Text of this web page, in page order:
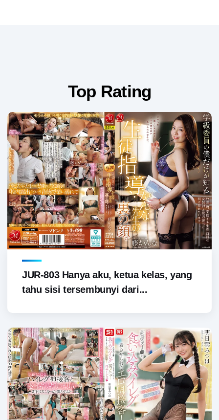
Top Rating
JUR-803 Hanya aku, ketua kelas, yang
tahu sisi tersembunyi dari...